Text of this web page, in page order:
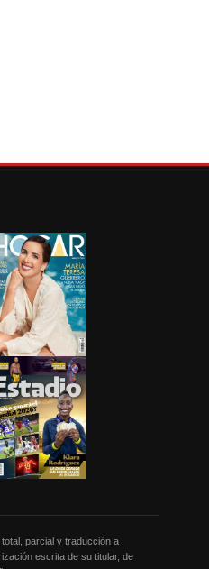
parcial y traducción a
escrita de su titular, de